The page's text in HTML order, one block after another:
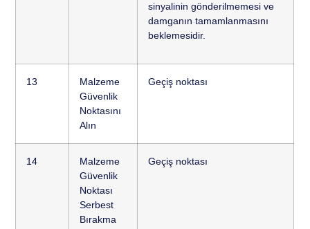
sinyalinin gönderilmemesi ve
damganın tamamlanmasını
beklemesidir.
13
Malzeme
Güvenlik
Noktasını
Alın
Geçiş noktası
14
Malzeme
Güvenlik
Noktası
Serbest
Bırakma
Geçiş noktası